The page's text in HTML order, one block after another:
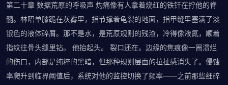
第二十章 数据荒原的呼吸声 灼痛像有人拿着烧红的铁钎在拧他的脊
髓。林昭单膝跪在灰雾里，指节撑着龟裂的地面，指甲缝里塞满了淡
银色的液体碎屑。那不是水，是荒原规则的残渣，冷得像液氮，顺着
指纹往骨头缝里钻。 他抬起头。 裂口还在。边缘的焦痕像一圈溃烂
的伤口，内部是纯粹的黑暗，但那种规则层面的拉扯感消失了。侵蚀
率爬升到临界阈值后，系统对他的监控切换了频率——之前那些细碎